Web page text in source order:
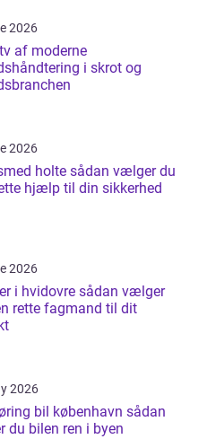
2026
af moderne
i skrot og
2026
sådan vælger du
hjælp til din sikkerhed
2026
sådan vælger
rette fagmand til dit
2026
bil københavn sådan
du bilen ren i byen